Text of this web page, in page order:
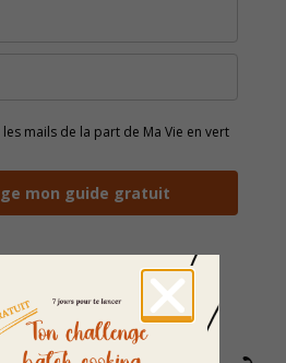
les mails de la part de Ma Vie en vert
mon guide gratuit